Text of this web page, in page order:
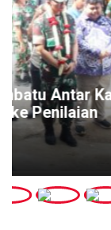
Headline
Maya
Bersinar